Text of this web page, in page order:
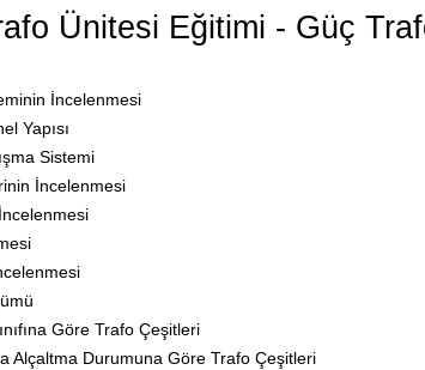
Ünitesi Eğitimi - Güç
İncelenmesi
Yapısı
Sistemi
İncelenmesi
Göre Trafo Çeşitleri
Alçaltma Durumuna Göre Trafo Çeşitleri